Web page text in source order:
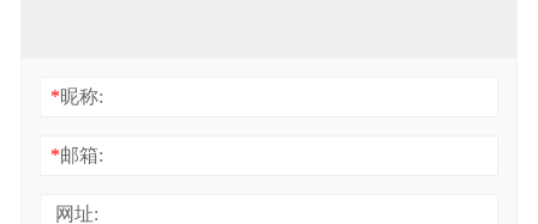
*昵称:
*邮箱:
网址: